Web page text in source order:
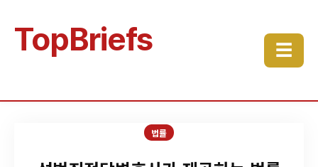
TopBriefs ☰
법률